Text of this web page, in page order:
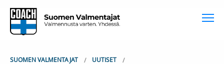
SUOMEN VALMENTAJAT
UUTISET